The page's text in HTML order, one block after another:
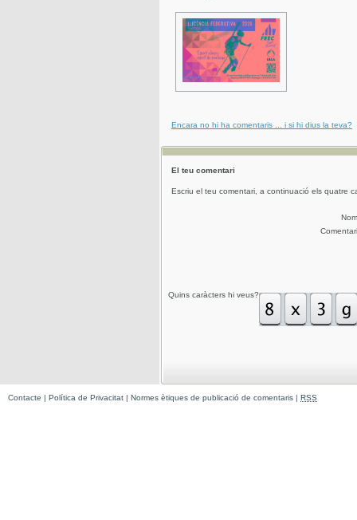
Encara no hi ha comentaris ... i si hi dius la teva?
El teu comentari
Escriu el teu comentari, a continuació els quatre
Nom
Comentari
Quins caràcters hi veus?
Contacte | Política de Privacitat | Normes ètiques de publicació de comentaris | RSS